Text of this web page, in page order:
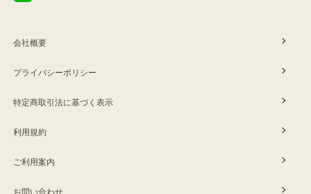
会社概要
プライバシーポリシー
特定商取引法に基づく表示
利用規約
ご利用案内
お問い合わせ